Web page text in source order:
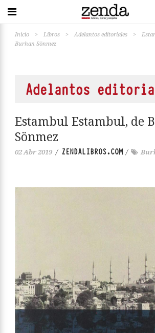
Inicio > Libros > Adelantos editoriales >
Burhan Sönmez
Adelantos
Estambul Estambul, de
Sönmez
02 Abr 2019 / ZENDALIBROS.COM/